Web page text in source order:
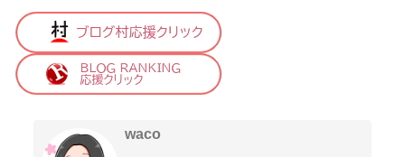
waco